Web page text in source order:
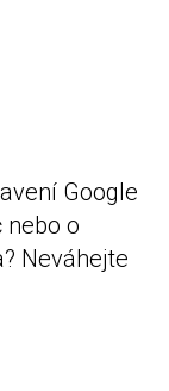
Google
nebo o
Neváhejte